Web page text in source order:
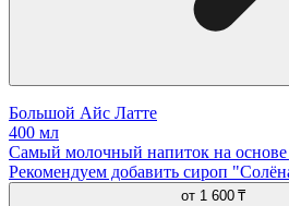
Большой Айс Латте
400 мл
Самый молочный напиток на основе
Рекомендуем добавить сироп
от 1 600 ₸